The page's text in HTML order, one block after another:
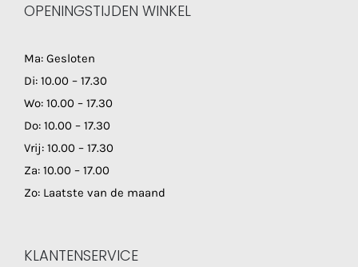
OPENINGSTIJDEN WINKEL
Ma: Gesloten
Di: 10.00 – 17.30
Wo: 10.00 – 17.30
Do: 10.00 – 17.30
Vrij: 10.00 – 17.30
Za: 10.00 – 17.00
Zo: Laatste van de maand
KLANTENSERVICE